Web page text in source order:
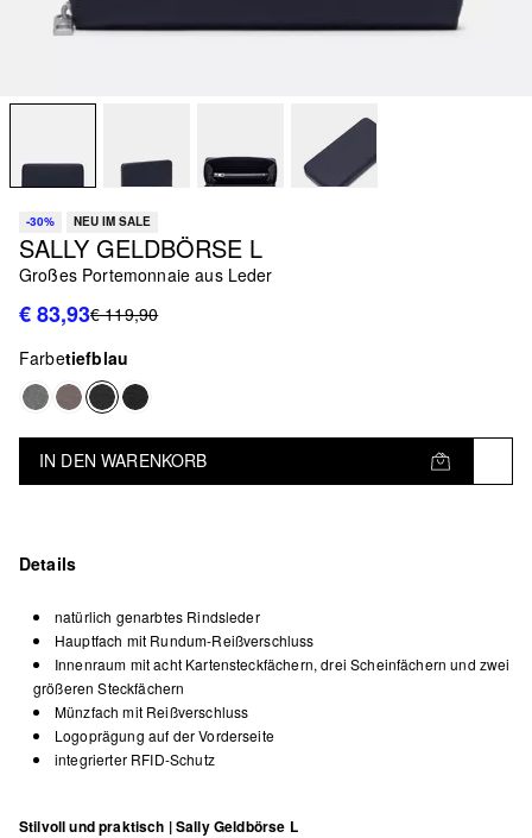
-30% NEU IM SALE
SALLY GELDBÖRSE L
Großes Portemonnaie aus Leder
€ 83,93€ 119,90
Farbetiefblau
IN DEN WARENKORB
Details
natürlich genarbtes Rindsleder
Hauptfach mit Rundum-Reißverschluss
Innenraum mit acht Kartensteckfächern, drei Scheinfächern und zwei
größeren Steckfächern
Münzfach mit Reißverschluss
Logoprägung auf der Vorderseite
integrierter RFID-Schutz
Stilvoll und praktisch | Sally Geldbörse L